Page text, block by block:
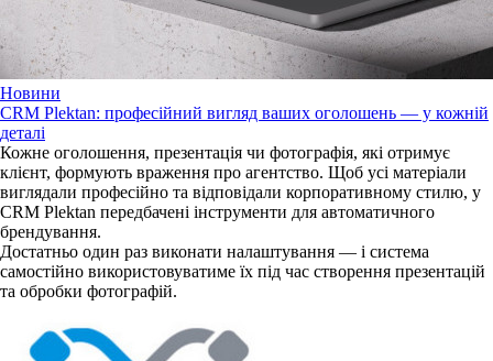
Новини
CRM Plektan: професійний вигляд ваших оголошень — у кожній
деталі
Кожне оголошення, презентація чи фотографія, які отримує
клієнт, формують враження про агентство. Щоб усі матеріали
виглядали професійно та відповідали корпоративному стилю, у
CRM Plektan передбачені інструменти для автоматичного
брендування.
Достатньо один раз виконати налаштування — і система
самостійно використовуватиме їх під час створення презентацій
та обробки фотографій.